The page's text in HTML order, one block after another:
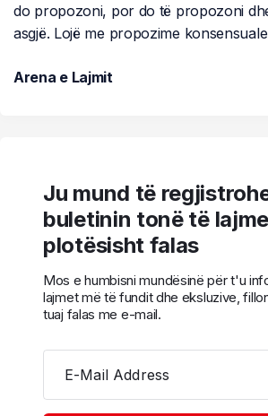
do propozoni, por do të propozoni
asgjë. Lojë me propozime
Arena e Lajmit
Ju mund të
buletinin tonë të
plotësisht falas
Mos e humbisni mundësinë për t'u
lajmet më të fundit dhe eksluzive,
tuaj falas me e-mail.
E-Mail Address